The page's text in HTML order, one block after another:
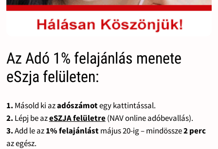
Az Adó 1% felajánlás menete
eSzja felületen:
1. Másold ki azadószámotegy kattintással.
2. Lépj be azeSZJA felületre(NAV online adóbevallás).
3.Add le az1% felajánlástmájus 20-ig – mindössze2 perc
az egész.